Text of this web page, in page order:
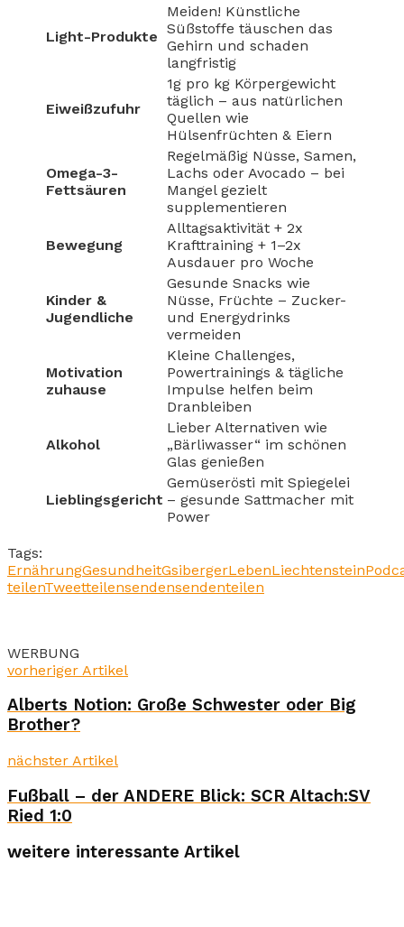
Light-Produkte
Meiden! Künstliche
Süßstoffe täuschen das
Gehirn und schaden
langfristig
Eiweißzufuhr
1g pro kg Körpergewicht
täglich – aus natürlichen
Quellen wie
Hülsenfrüchten & Eiern
Omega-3-
Fettsäuren
Regelmäßig Nüsse, Samen,
Lachs oder Avocado – bei
Mangel gezielt
supplementieren
Bewegung
Alltagsaktivität + 2x
Krafttraining + 1–2x
Ausdauer pro Woche
Kinder &
Jugendliche
Gesunde Snacks wie
Nüsse, Früchte – Zucker-
und Energydrinks
vermeiden
Motivation
zuhause
Kleine Challenges,
Powertrainings & tägliche
Impulse helfen beim
Dranbleiben
Alkohol
Lieber Alternativen wie
„Bärliwasser“ im schönen
Glas genießen
Lieblingsgericht
Gemüserösti mit Spiegelei
– gesunde Sattmacher mit
Power
Tags:
ErnährungGesundheitGsibergerLebenLiechtenstein
teilenTweetteilensendensendenteilen
WERBUNG
vorheriger Artikel
Alberts Notion: Große Schwester oder Big
Brother?
nächster Artikel
Fußball – der ANDERE Blick: SCR Altach:SV
Ried 1:0
weitere interessante Artikel